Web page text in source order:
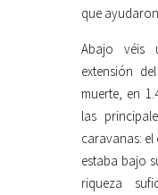
que
Abajo véis
extensión
muerte, en
las
caravanas: el
estaba bajo
riqueza